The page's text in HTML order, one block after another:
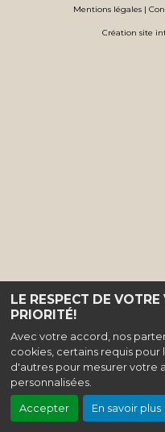
LE RESPECT DE
PRIORITÉ!
Avec votre accord, nos
cookies, certains requis
d'autres pour mesurer votre
personnalisées.
Accepter En savoir plus
Mentions légales|
Création site